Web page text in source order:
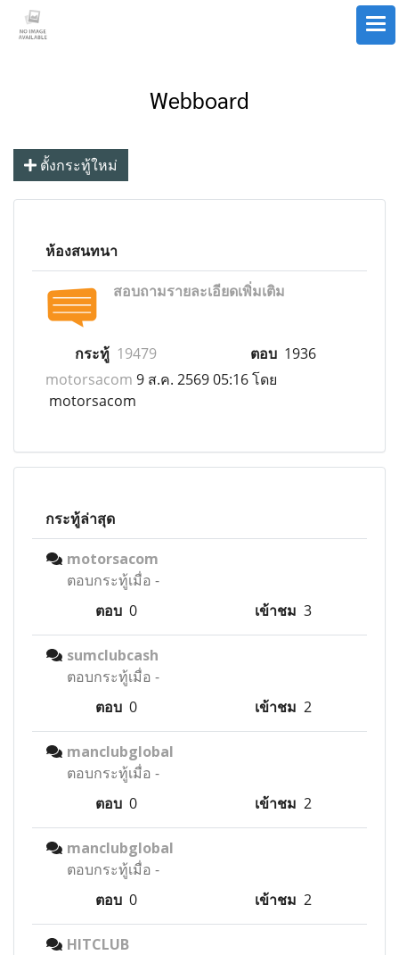
Webboard
ตั้งกระทู้ใหม่
ห้องสนทนา
สอบถามรายละเอียดเพิ่มเติม
กระทู้ 19479 ตอบ 1936
motorsacom 9 ส.ค. 2569 05:16 โดย
motorsacom
กระทู้ล่าสุด
motorsacom
ตอบกระทู้เมื่อ -
ตอบ 0 เข้าชม 3
sumclubcash
ตอบกระทู้เมื่อ -
ตอบ 0 เข้าชม 2
manclubglobal
ตอบกระทู้เมื่อ -
ตอบ 0 เข้าชม 2
manclubglobal
ตอบกระทู้เมื่อ -
ตอบ 0 เข้าชม 2
HITCLUB